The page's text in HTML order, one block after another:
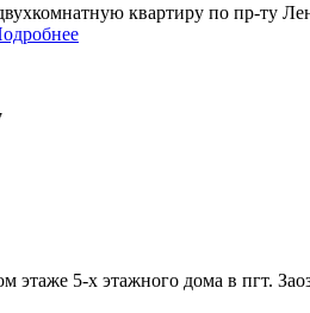
квартиру по пр-ту
этаже 5-х этажного дома в пгт.